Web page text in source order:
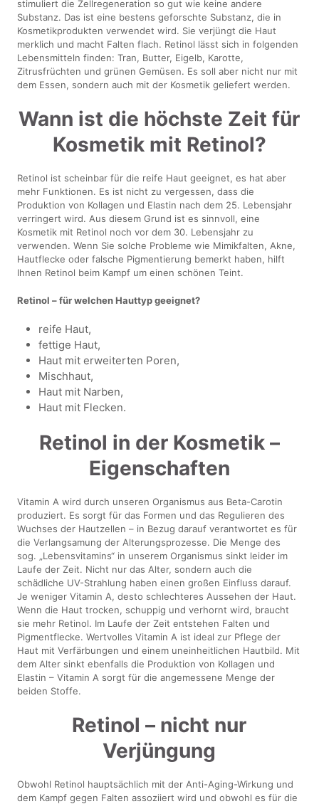
stimuliert die Zellregeneration so gut wie keine andere
Substanz. Das ist eine bestens geforschte Substanz, die in
Kosmetikprodukten verwendet wird. Sie verjüngt die Haut
merklich und macht Falten flach. Retinol lässt sich in folgenden
Lebensmitteln finden: Tran, Butter, Eigelb, Karotte,
Zitrusfrüchten und grünen Gemüsen. Es soll aber nicht nur mit
dem Essen, sondern auch mit der Kosmetik geliefert werden.
Wann ist die höchste Zeit für
Kosmetik mit Retinol?
Retinol ist scheinbar für die reife Haut geeignet, es hat aber
mehr Funktionen. Es ist nicht zu vergessen, dass die
Produktion von Kollagen und Elastin nach dem 25. Lebensjahr
verringert wird. Aus diesem Grund ist es sinnvoll, eine
Kosmetik mit Retinol noch vor dem 30. Lebensjahr zu
verwenden. Wenn Sie solche Probleme wie Mimikfalten, Akne,
Hautflecke oder falsche Pigmentierung bemerkt haben, hilft
Ihnen Retinol beim Kampf um einen schönen Teint.
Retinol – für welchen Hauttyp geeignet?
reife Haut,
fettige Haut,
Haut mit erweiterten Poren,
Mischhaut,
Haut mit Narben,
Haut mit Flecken.
Retinol in der Kosmetik –
Eigenschaften
Vitamin A wird durch unseren Organismus aus Beta-Carotin
produziert. Es sorgt für das Formen und das Regulieren des
Wuchses der Hautzellen – in Bezug darauf verantwortet es für
die Verlangsamung der Alterungsprozesse. Die Menge des
sog. „Lebensvitamins“ in unserem Organismus sinkt leider im
Laufe der Zeit. Nicht nur das Alter, sondern auch die
schädliche UV-Strahlung haben einen großen Einfluss darauf.
Je weniger Vitamin A, desto schlechteres Aussehen der Haut.
Wenn die Haut trocken, schuppig und verhornt wird, braucht
sie mehr Retinol. Im Laufe der Zeit entstehen Falten und
Pigmentflecke. Wertvolles Vitamin A ist ideal zur Pflege der
Haut mit Verfärbungen und einem uneinheitlichen Hautbild. Mit
dem Alter sinkt ebenfalls die Produktion von Kollagen und
Elastin – Vitamin A sorgt für die angemessene Menge der
beiden Stoffe.
Retinol – nicht nur
Verjüngung
Obwohl Retinol hauptsächlich mit der Anti-Aging-Wirkung und
dem Kampf gegen Falten assoziiert wird und obwohl es für die